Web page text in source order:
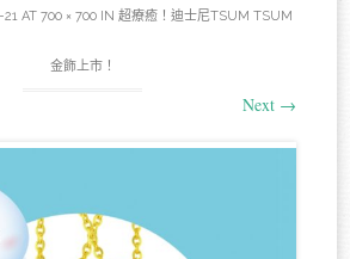
21 AT 700 × 700 IN 超療癒！迪士尼TSUM TSUM
金飾上市！
Next →